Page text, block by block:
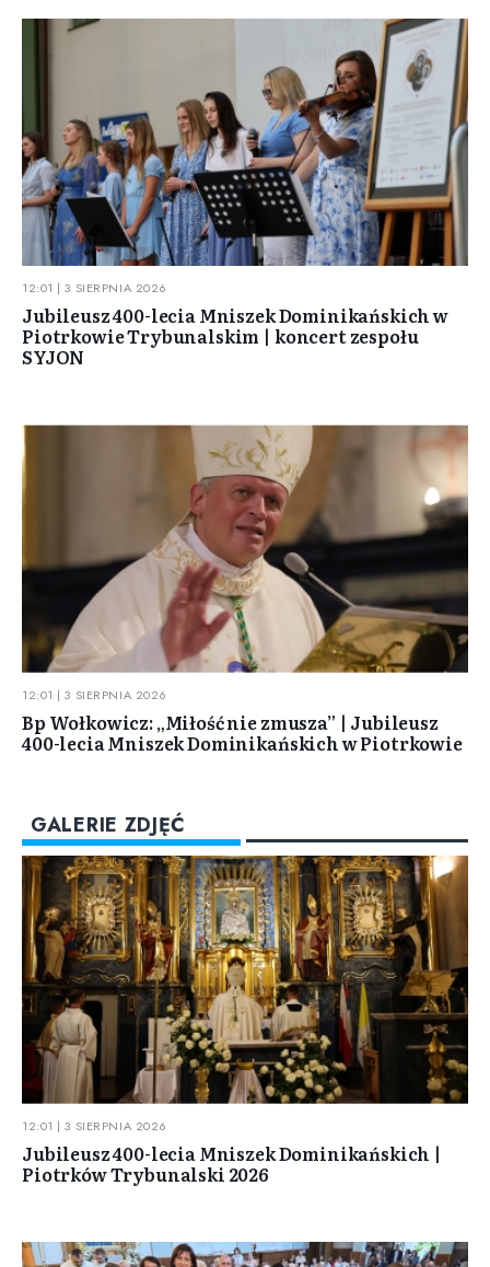
12:01 | 3 SIERPNIA 2026
Jubileusz 400-lecia Mniszek Dominikańskich w
Piotrkowie Trybunalskim | koncert zespołu
SYJON
12:01 | 3 SIERPNIA 2026
Bp Wołkowicz: „Miłość nie zmusza” | Jubileusz
400-lecia Mniszek Dominikańskich w Piotrkowie
GALERIE ZDJĘĆ
12:01 | 3 SIERPNIA 2026
Jubileusz 400-lecia Mniszek Dominikańskich |
Piotrków Trybunalski 2026